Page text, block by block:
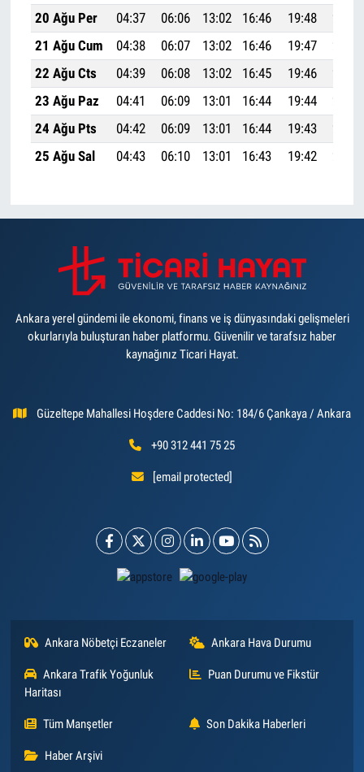
20 Ağu Per
04:37 06:06 13:02 16:46 19:48
21 Ağu Cum
04:38 06:07 13:02 16:46 19:47
22 Ağu Cts
04:39 06:08 13:02 16:45 19:46
23 Ağu Paz
04:41 06:09 13:01 16:44 19:44
24 Ağu Pts
04:42 06:09 13:01 16:44 19:43
25 Ağu Sal
04:43 06:10 13:01 16:43 19:42
Ankara yerel gündemi ile ekonomi, finans ve iş dünyasındaki gelişmeleri
okurlarıyla buluşturan haber platformu. Güvenilir ve tarafsız haber
kaynağınız Ticari Hayat.
Güzeltepe Mahallesi Hoşdere Caddesi No: 184/6 Çankaya / Ankara
+90 312 441 75 25
[email protected]
Ankara Nöbetçi Eczaneler Ankara Hava Durumu
Ankara Trafik Yoğunluk
Haritası
Puan Durumu ve Fikstür
Tüm Manşetler Son Dakika Haberleri
Haber Arşivi